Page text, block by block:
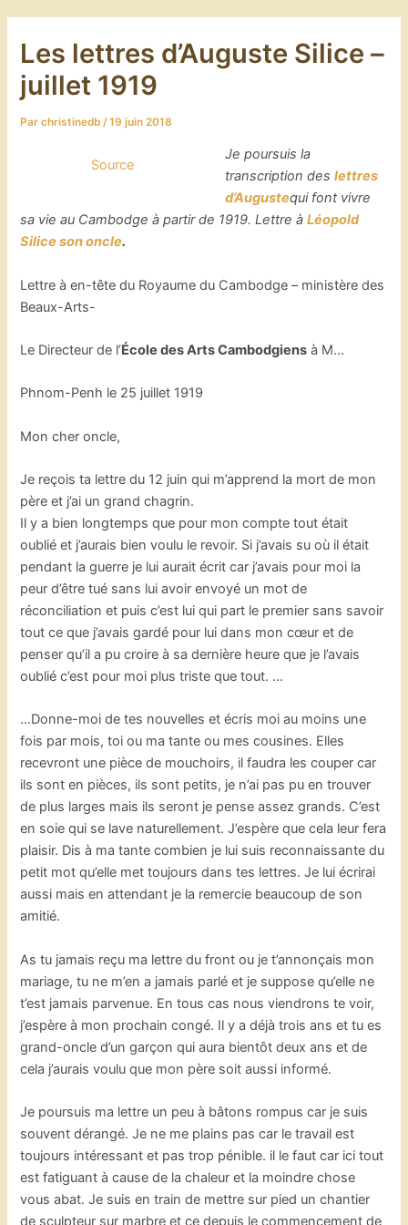
Les lettres d’Auguste Silice –
juillet 1919
Parchristinedb /19 juin 2018
Source
Je poursuis la
transcription deslettres
d’Augustequi font vivre
sa vie au Cambodge à partir de 1919. Lettre àLéopold
Silice son oncle.
Lettre à en-tête du Royaume du Cambodge – ministère des
Beaux-Arts-
Le Directeur de l’École des Arts Cambodgiens à M…
Phnom-Penh le 25 juillet 1919
Mon cher oncle,
Je reçois ta lettre du 12 juin qui m’apprend la mort de mon
père et j’ai un grand chagrin.
Il y a bien longtemps que pour mon compte tout était
oublié et j’aurais bien voulu le revoir. Si j’avais su où il était
pendant la guerre je lui aurait écrit car j’avais pour moi la
peur d’être tué sans lui avoir envoyé un mot de
réconciliation et puis c’est lui qui part le premier sans savoir
tout ce que j’avais gardé pour lui dans mon cœur et de
penser qu’il a pu croire à sa dernière heure que je l’avais
oublié c’est pour moi plus triste que tout. …
…Donne-moi de tes nouvelles et écris moi au moins une
fois par mois, toi ou ma tante ou mes cousines. Elles
recevront une pièce de mouchoirs, il faudra les couper car
ils sont en pièces, ils sont petits, je n’ai pas pu en trouver
de plus larges mais ils seront je pense assez grands. C’est
en soie qui se lave naturellement. J’espère que cela leur fera
plaisir. Dis à ma tante combien je lui suis reconnaissante du
petit mot qu’elle met toujours dans tes lettres. Je lui écrirai
aussi mais en attendant je la remercie beaucoup de son
amitié.
As tu jamais reçu ma lettre du front ou je t’annonçais mon
mariage, tu ne m’en a jamais parlé et je suppose qu’elle ne
t’est jamais parvenue. En tous cas nous viendrons te voir,
j’espère à mon prochain congé. Il y a déjà trois ans et tu es
grand-oncle d’un garçon qui aura bientôt deux ans et de
cela j’aurais voulu que mon père soit aussi informé.
Je poursuis ma lettre un peu à bâtons rompus car je suis
souvent dérangé. Je ne me plains pas car le travail est
toujours intéressant et pas trop pénible. il le faut car ici tout
est fatiguant à cause de la chaleur et la moindre chose
vous abat. Je suis en train de mettre sur pied un chantier
de sculpteur sur marbre et ce depuis le commencement de